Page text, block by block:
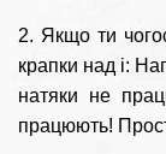
2. Якщо ти
крапки над i:
натяки не
працюють!